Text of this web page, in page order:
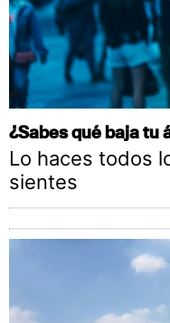
¿Sabes qué baja tu
Lo haces todos
sientes